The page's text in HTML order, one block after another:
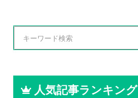
人気記事ランキング